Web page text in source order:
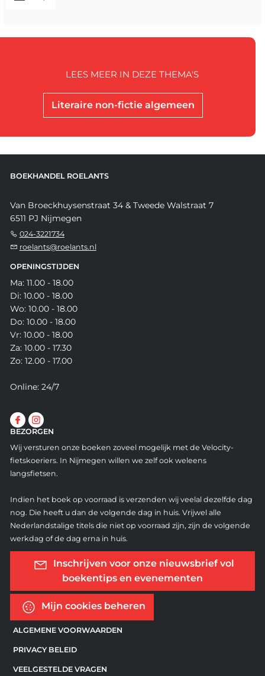
Literaire non-fictie algemeen
LEES MEER IN DEZE THEMA'S
BOEKHANDEL ROELANTS
Van Broeckhuysenstraat 34 & Tweede Walstraat 7
6511 PJ Nijmegen
024-3221734
roelants@roelants.nl
OPENINGSTIJDEN
Ma: 11.00 - 18.00
Di: 10.00 - 18.00
Wo: 10.00 - 18.00
Do: 10.00 - 18.00
Vr: 10.00 - 18.00
Za: 10.00 - 17.30
Zo: 12.00 - 17.00
Online: 24/7
BEZORGEN
Wij versturen onze boeken zoveel mogelijk met de Velocity-
fietskoeriers. In Nijmegen willen we zelf ook weleens
langsfietsen.
Indien het boek op voorraad is verzenden wij veelal dezelfde dag
nog. Die heeft u dan de volgende dag in huis. Vrijwel alle
Nederlandstalige titels die niet op voorraad zijn, zijn de volgende
werkdag of de dag erna in huis.
Inschrijven voor onze nieuwsbrief vol
boekentips en evenementen
Mijn cookies beheren
ALGEMENE VOORWAARDEN
PRIVACY BELEID
VEELGESTELDE VRAGEN